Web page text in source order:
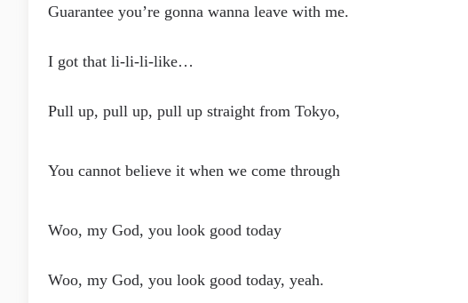
Guarantee you’re gonna wanna leave with me.
I got that li-li-li-like…
Pull up, pull up, pull up straight from Tokyo,
You cannot believe it when we come through
Woo, my God, you look good today
Woo, my God, you look good today, yeah.